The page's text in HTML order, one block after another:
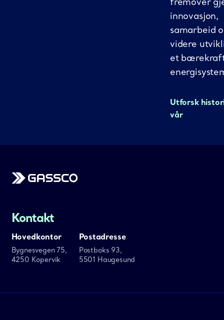
innovasjon,
samarbeid
videre
et
Utforsk
vår
Kontakt
Hovedkontor
Bygnesvegen 75,
4250 Kopervik
Postadresse
Postboks 93,
5501 Haugesund